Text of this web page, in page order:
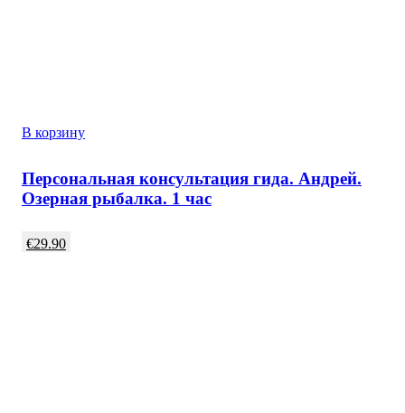
В корзину
Персональная консультация гида. Андрей.
Озерная рыбалка. 1 час
€29.90